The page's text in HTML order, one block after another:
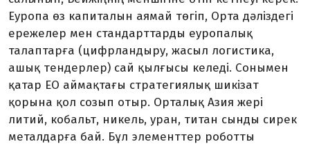
Еуропа өз капиталын аямай төгіп, Орта дәліздегі
ережелер мен стан­дарттарды еуропалық
талаптарға (цифр­ландыру, жасыл логистика,
ашық тен­дерлер) сай қылғысы келеді. Сонымен
қатар ЕО аймақтағы стратегиялық шикі­зат
қорына қол созып отыр. Орта­лық Азия жері
литий, кобальт, никель, уран, титан сынды сирек
металдарға бай. Бұл элементтер роботты